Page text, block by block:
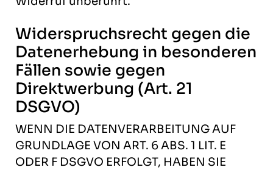
Widerspruchsrecht gegen die
Datenerhebung in besonderen
Fällen sowie gegen
Direktwerbung (Art. 21
DSGVO)
WENN DIE DATENVERARBEITUNG AUF
GRUNDLAGE VON ART. 6 ABS. 1 LIT. E
ODER F DSGVO ERFOLGT, HABEN SIE